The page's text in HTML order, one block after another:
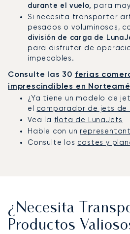
durante el vuelo, para
Si necesita transportar
pesados o voluminosos,
división de carga de
para disfrutar de
impecables.
Consulte las 30 ferias
imprescindibles en
¿Ya tiene un modelo de
el comparador de jets de
Vea la flota de LunaJets
Hable con un
Consulte los costes y
¿Necesita
Productos